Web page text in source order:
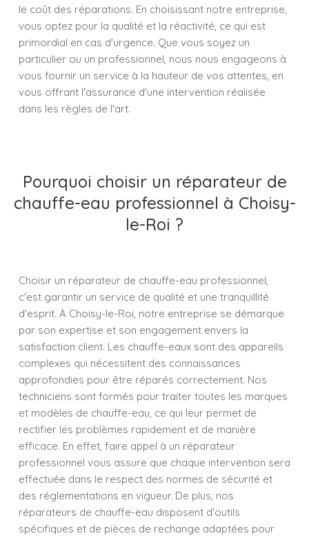
le coût des réparations. En choisissant notre entreprise,
vous optez pour la qualité et la réactivité, ce qui est
primordial en cas d'urgence. Que vous soyez un
particulier ou un professionnel, nous nous engageons à
vous fournir un service à la hauteur de vos attentes, en
vous offrant l'assurance d'une intervention réalisée
dans les règles de l'art.
Pourquoi choisir un réparateur de
chauffe-eau professionnel à Choisy-
le-Roi ?
Choisir un réparateur de chauffe-eau professionnel,
c'est garantir un service de qualité et une tranquillité
d'esprit. À Choisy-le-Roi, notre entreprise se démarque
par son expertise et son engagement envers la
satisfaction client. Les chauffe-eaux sont des appareils
complexes qui nécessitent des connaissances
approfondies pour être réparés correctement. Nos
techniciens sont formés pour traiter toutes les marques
et modèles de chauffe-eau, ce qui leur permet de
rectifier les problèmes rapidement et de manière
efficace. En effet, faire appel à un réparateur
professionnel vous assure que chaque intervention sera
effectuée dans le respect des normes de sécurité et
des réglementations en vigueur. De plus, nos
réparateurs de chauffe-eau disposent d'outils
spécifiques et de pièces de rechange adaptées pour